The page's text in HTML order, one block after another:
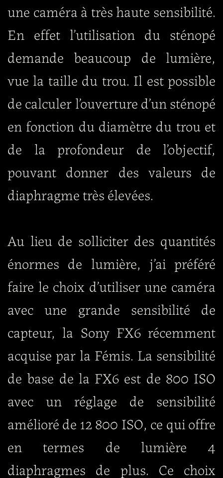
une caméra à très haute sensibilité.
En effet l’utilisation du sténopé
demande beaucoup de lumière,
vue la taille du trou. Il est possible
de calculer l’ouverture d’un sténopé
en fonction du diamètre du trou et
de la profondeur de l’objectif,
pouvant donner des valeurs de
diaphragme très élevées.
Au lieu de solliciter des quantités
énormes de lumière, j’ai préféré
faire le choix d’utiliser une caméra
avec une grande sensibilité de
capteur, la Sony FX6 récemment
acquise par la Fémis. La sensibilité
de base de la FX6 est de 800 ISO
avec un réglage de sensibilité
amélioré de 12 800 ISO, ce qui offre
en termes de lumière 4
diaphragmes de plus. Ce choix